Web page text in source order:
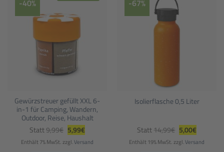
mehrere
Varianten
gewählt
-40%
Gewürzstreuer gefüllt XXL 6-
in-1 für Camping, Wandern,
Outdoor, Reise, Haushalt
Statt 9,99€ Ursprünglicher
Preis
war:
9,99€
5,99€Aktueller
Preis
ist:
5,99€.
Enthält 7% MwSt.zzgl.Versand
-67%
Isolierflasche 0,5 Liter
Statt 14,99€ Ursprünglicher
Preis
war:
14,99€
5,00€Aktueller
Preis
ist:
5,00€.
Enthält 19% MwSt.zzgl.Versand